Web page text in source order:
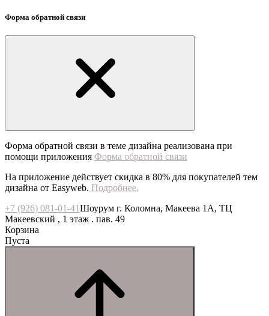
Форма обратной связи
Форма обратной связи в теме дизайна реализована при
помощи приложения Форма обратной связи
На приложение действует скидка в 80% для покупателей тем
дизайна от Easyweb. Подробнее.
+7 (926) 081-01-41Шоурум г. Коломна, Макеева 1А, ТЦ
Макеевский , 1 этаж . пав. 49
Корзина
Пуста